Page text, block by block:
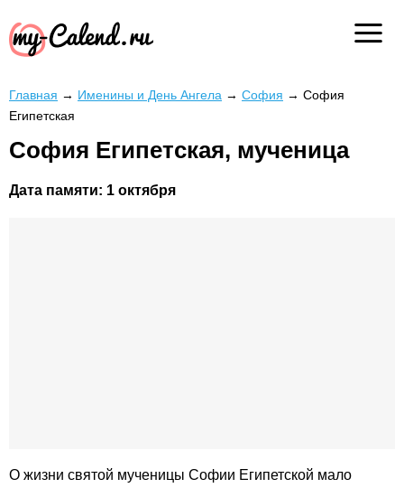
Главная → Именины и День Ангела → София → София
Египетская
София Египетская, мученица
Дата памяти: 1 октября
О жизни святой мученицы Софии Египетской мало